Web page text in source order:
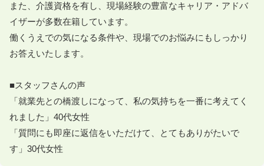
また、介護資格を有し、現場経験の豊富なキャリア・アドバ
イザーが多数在籍しています。
働くうえでの気になる条件や、現場でのお悩みにもしっかり
お答えいたします。
■スタッフさんの声
「就業先との橋渡しになって、私の気持ちを一番に考えてく
れました」40代女性
「質問にも即座に返信をいただけて、とてもありがたいで
す」30代女性